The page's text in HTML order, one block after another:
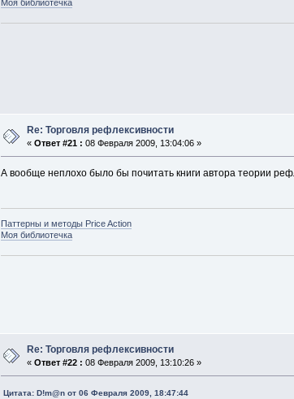
Моя библиотечка
Re: Торговля рефлексивности
«Ответ #21 : 08 Февраля 2009, 13:04:06 »
А вообще неплохо было бы почитать книги автора теории
Паттерны и методы Price Action
Моя библиотечка
Re: Торговля рефлексивности
«Ответ #22 : 08 Февраля 2009, 13:10:26 »
Цитата: D!m@n от 06 Февраля 2009, 18:47:44